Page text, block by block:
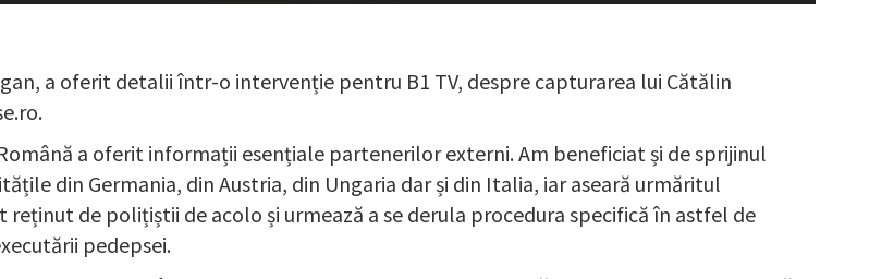
a oferit detalii într-o intervenție pentru B1 TV, despre capturarea lui Cătălin
a oferit informații esențiale partenerilor externi. Am beneficiat și de sprijinul
din Germania, din Austria, din Ungaria dar și din Italia, iar aseară urmăritul
de polițiștii de acolo și urmează a se derula procedura specifică în astfel de
pedepsei.